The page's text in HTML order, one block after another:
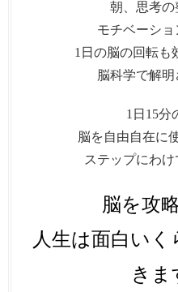
朝、思考の
モチベーショ
1日の脳の回転も
脳科学で解明
1日15分
脳を自由自在に
ステップにわけ
脳を攻
人生は面白い
き